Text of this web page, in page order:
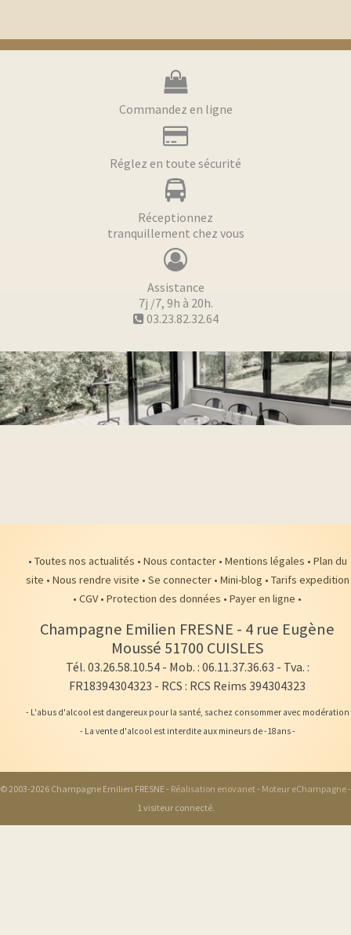
Commandez en ligne
Réglez en toute sécurité
Réceptionnez
tranquillement chez vous
Assistance
7j /7, 9h à 20h.
03.23.82.32.64
• Toutes nos actualités • Nous contacter • Mentions légales • Plan du
site • Nous rendre visite • Se connecter • Mini-blog • Tarifs expedition
• CGV• Protection des données • Payer en ligne •
Champagne Emilien FRESNE - 4 rue Eugène
Moussé 51700 CUISLES
Tél. 03.26.58.10.54 - Mob. : 06.11.37.36.63 - Tva. :
FR18394304323 - RCS : RCS Reims 394304323
- L'abus d'alcool est dangereux pour la santé, sachez consommer avec modération
- La vente d'alcool est interdite aux mineurs de -18ans -
© 2003-2026 Champagne Emilien FRESNE - Réalisation enovanet- Moteur eChampagne-
1 visiteur connecté.